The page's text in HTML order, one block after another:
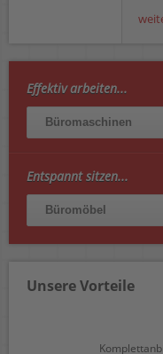
Effektiv arbeiten...
Büromaschinen
Entspannt sitzen...
Büromöbel
Unsere Vorteile